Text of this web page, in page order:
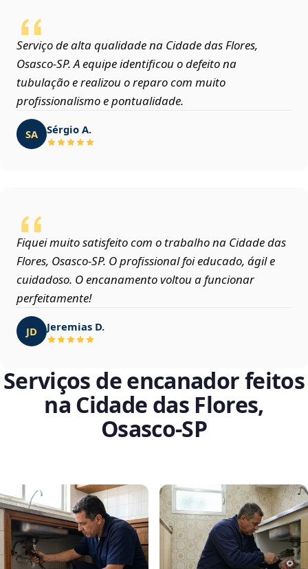
Serviço de alta qualidade na Cidade das Flores,
Osasco‑SP. A equipe identificou o defeito na
tubulação e realizou o reparo com muito
profissionalismo e pontualidade.
SA Sérgio A.
Fiquei muito satisfeito com o trabalho na Cidade das
Flores, Osasco‑SP. O profissional foi educado, ágil e
cuidadoso. O encanamento voltou a funcionar
perfeitamente!
JD Jeremias D.
Serviços de encanador feitos
na Cidade das Flores,
Osasco‑SP